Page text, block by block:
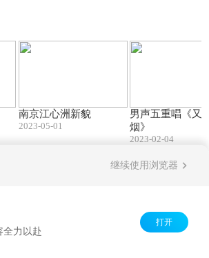
南京江心洲新貌
2023-05-01
男声五重唱《又
烟》
2023-02-04
继续使用浏览器
全力以赴
打开